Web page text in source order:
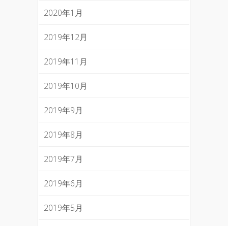
2020年1月
2019年12月
2019年11月
2019年10月
2019年9月
2019年8月
2019年7月
2019年6月
2019年5月